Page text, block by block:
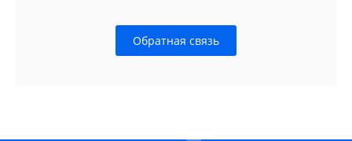
Обратная связь